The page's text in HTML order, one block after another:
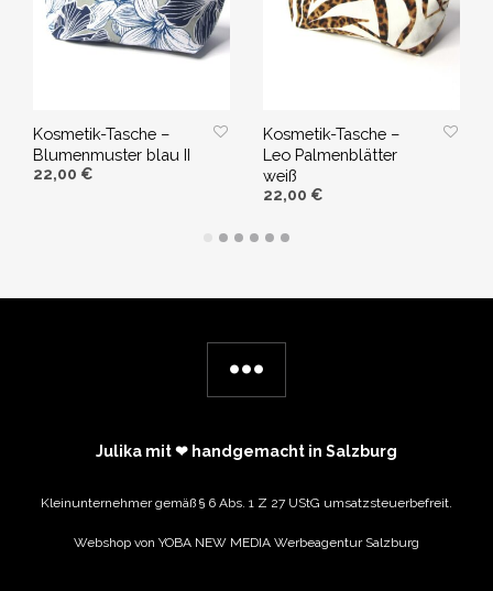
Kosmetik-Tasche –
Blumenmuster blau II
22,00 €
Kosmetik-Tasche –
Leo Palmenblätter
weiß
22,00 €
IN DEN WARENKORB
Julika mit ❤ handgemacht in Salzburg
Kleinunternehmer gemäß § 6 Abs. 1 Z 27 UStG umsatzsteuerbefreit.
Webshop von YOBA NEW MEDIA Werbeagentur Salzburg